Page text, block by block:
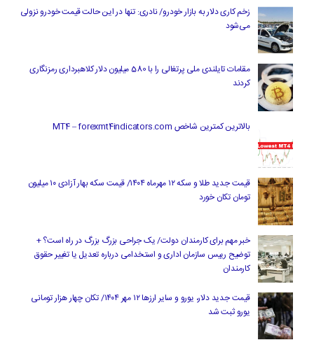
زخم کاری دلار به بازار خودرو/ نادری: تنها در این حالت قیمت خودرو نزولی
می‌شود
مقامات تایلندی ملی پرتغالی را با 580 میلیون دلار کلاهبرداری رمزنگاری
کردند
بالاترین کمترین شاخص MT4 – forexmt4indicators.com
قیمت جدید طلا و سکه ۱۲ مهرماه ۱۴۰۴/ قیمت سکه بهار آزادی ۱۰ میلیون
تومان تکان خورد
خبر مهم برای کارمندان دولت/ یک جراحی بزرگ بزرگ در راه است؟ +
توضیح رییس سازمان اداری و استخدامی درباره تعدیل یا تغییر حقوق
کارمندان
قیمت جدید دلار، یورو و سایر ارزها ۱۲ مهر ۱۴۰۴/ تکان چهار هزار تومانی
یورو ثبت شد